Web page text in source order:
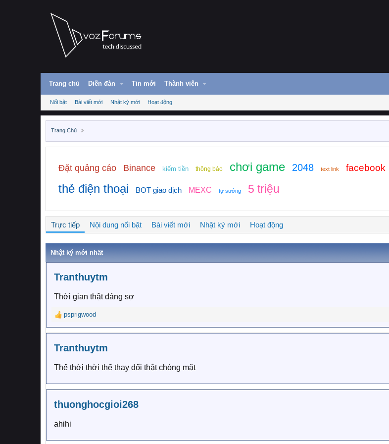
Trang chủ Diễn đàn Tin mới Thành viên
Nổi bật Bài viết mới Nhật ký mới Hoạt động
Trang Chủ
Đặt quảng cáo Binance kiếm tiền thông báo chơi game 2048 text link facebook
thẻ điện thoại BOT giao dịch MEXC tự sướng 5 triệu
Trực tiếp Nội dung nổi bật Bài viết mới Nhật ký mới Hoạt động
Nhật ký mới nhất
Tranthuytm
Thời gian thật đáng sợ
R
e
a
c
i
o
s
psprigwood
Tranthuytm
Thế thời thời thế thay đổi thật chóng mặt
thuonghocgioi268
ahihi